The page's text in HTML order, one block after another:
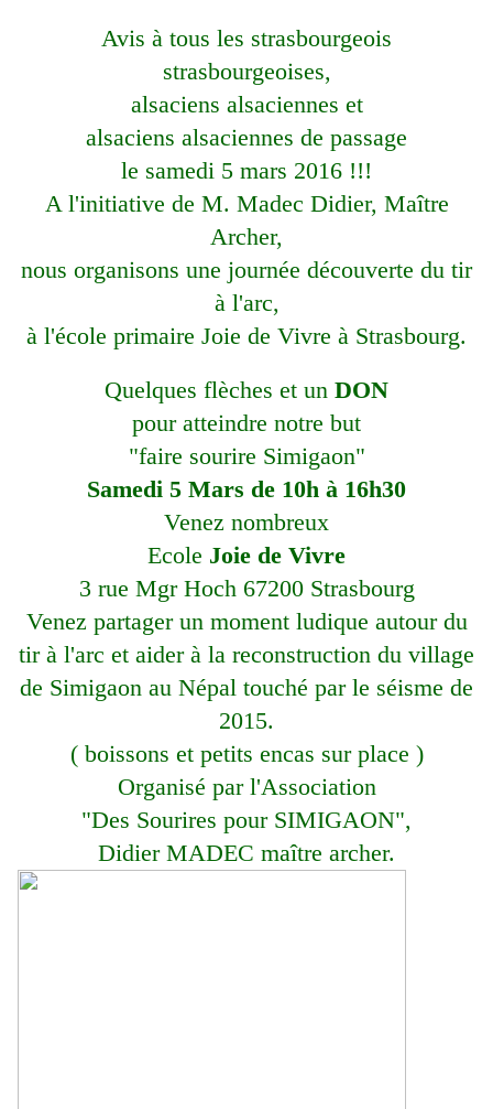
Avis à tous les strasbourgeois
strasbourgeoises,
alsaciens alsaciennes et
alsaciens alsaciennes de passage
le samedi 5 mars 2016 !!!
A l'initiative de M. Madec Didier, Maître
Archer,
nous organisons une journée découverte du tir
à l'arc,
à l'école primaire Joie de Vivre à Strasbourg.
Quelques flèches et un DON
pour atteindre notre but
"faire sourire Simigaon"
Samedi 5 Mars de 10h à 16h30
Venez nombreux
Ecole Joie de Vivre
3 rue Mgr Hoch 67200 Strasbourg
Venez partager un moment ludique autour du
tir à l'arc et aider à la reconstruction du village
de Simigaon au Népal touché par le séisme de
2015.
( boissons et petits encas sur place )
Organisé par l'Association
"Des Sourires pour SIMIGAON",
Didier MADEC maître archer.